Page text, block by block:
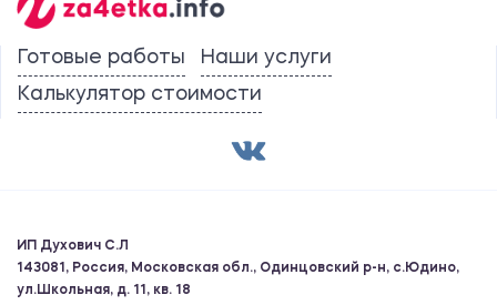
Готовые работы
Наши услуги
Калькулятор стоимости
ИП Духович С.Л
143081, Россия, Московская обл., Одинцовский р-н, с.Юдино,
ул.Школьная, д. 11, кв. 18